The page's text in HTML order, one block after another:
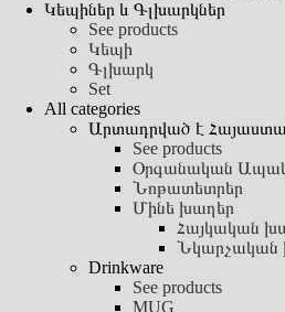
Կեպիներ և Գլխարկներ
See products
Կեպի
Գլխարկ
Set
All categories
Արտադրված է
See products
Օրգանական
Նոթատետրեր
Մինե խաղեր
Հայկական
Նկարչական
Drinkware
See products
MUG